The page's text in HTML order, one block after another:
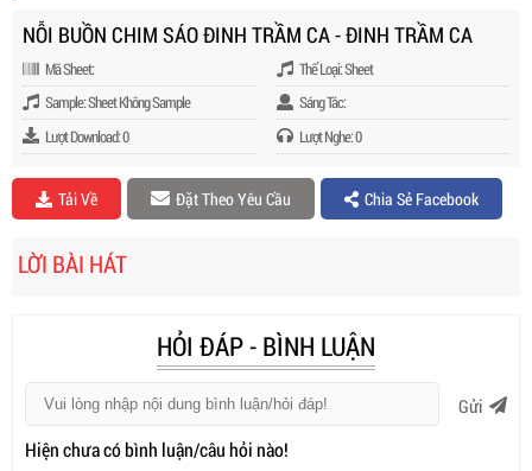
NỖI BUỒN CHIM SÁO ĐINH TRẦM CA - ĐINH TRẦM CA
Mã Sheet:
Thể Loại: Sheet
Sample: Sheet Không Sample
Sáng Tác:
Lượt Download: 0
Lượt Nghe: 0
Tải Về Đặt Theo Yêu Cầu Chia Sẻ Facebook
LỜI BÀI HÁT
HỎI ĐÁP - BÌNH LUẬN
Gửi
Hiện chưa có bình luận/câu hỏi nào!